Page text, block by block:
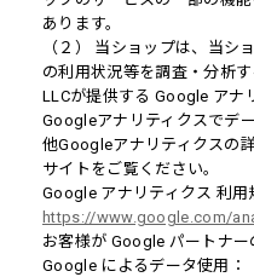
あります。
（２） 当ショップは、当シ
の利用状況等を調査・分析
LLCが提供する Google アナ
Googleアナリティクスでデ
他Googleアナリティクスの
サイトをご覧ください。
Google アナリティクス 利用
https://www.google.com/
お客様が Google パートナ
Google によるデータ使用：